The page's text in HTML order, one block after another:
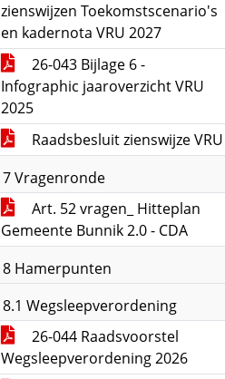
zienswijzen Toekomstscenario's
en kadernota VRU 2027
26-043 Bijlage 6 -
Infographic jaaroverzicht VRU
2025
Raadsbesluit zienswijze VRU
7 Vragenronde
Art. 52 vragen_ Hitteplan
Gemeente Bunnik 2.0 - CDA
8 Hamerpunten
8.1 Wegsleepverordening
26-044 Raadsvoorstel
Wegsleepverordening 2026